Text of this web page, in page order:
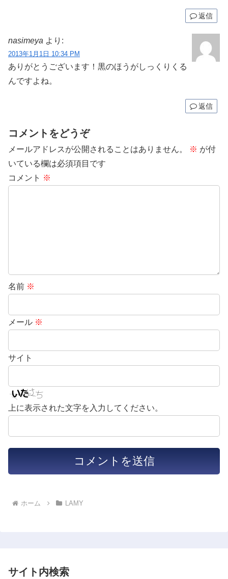
返信
nasimeya より:
2013年1月1日 10:34 PM
ありがとうございます！黒のほうがしっくりくる
んですよね。
返信
コメントをどうぞ
メールアドレスが公開されることはありません。 ※ が付
いている欄は必須項目です
コメント ※
名前 ※
メール ※
サイト
上に表示された文字を入力してください。
ホーム LAMY
サイト内検索